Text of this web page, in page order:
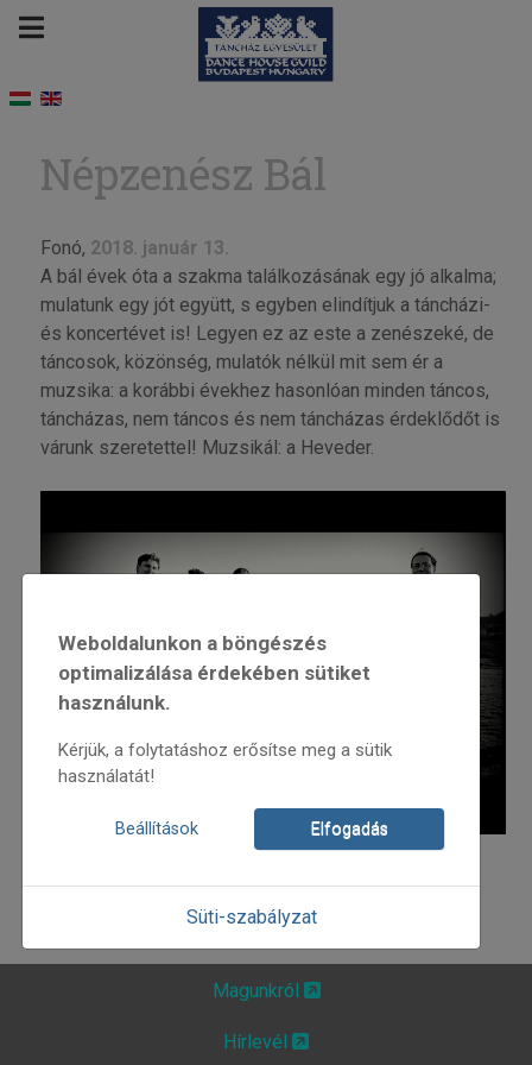
Népzenész Bál
Fonó, 2018. január 13.
A bál évek óta a szakma találkozásának egy jó alkalma;
mulatunk egy jót együtt, s egyben elindítjuk a táncházi-
és koncertévet is! Legyen ez az este a zenészeké, de
táncosok, közönség, mulatók nélkül mit sem ér a
muzsika: a korábbi évekhez hasonlóan minden táncos,
táncházas, nem táncos és nem táncházas érdeklődőt is
várunk szeretettel! Muzsikál: a Heveder.
Weboldalunkon a böngészés
optimalizálása érdekében sütiket
használunk.
Kérjük, a folytatáshoz erősítse meg a sütik
használatát!
Beállítások Elfogadás
Süti-szabályzat
Magunkról
Hírlevél